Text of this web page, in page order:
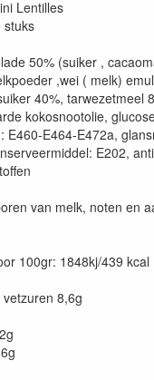
Lentilles
stuks
50% (suiker ,
,wei ( melk)
40%, tarwezetmeel
kokosnootolie,
E460-E464-E472a,
E202,
van melk, noten en
100gr: 1848kj/439 kcal
8,6g